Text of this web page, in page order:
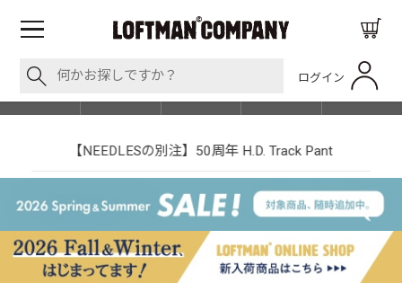
ログイン
SHOP LIST
【NEEDLESの別注】50周年 H.D. Track Pant